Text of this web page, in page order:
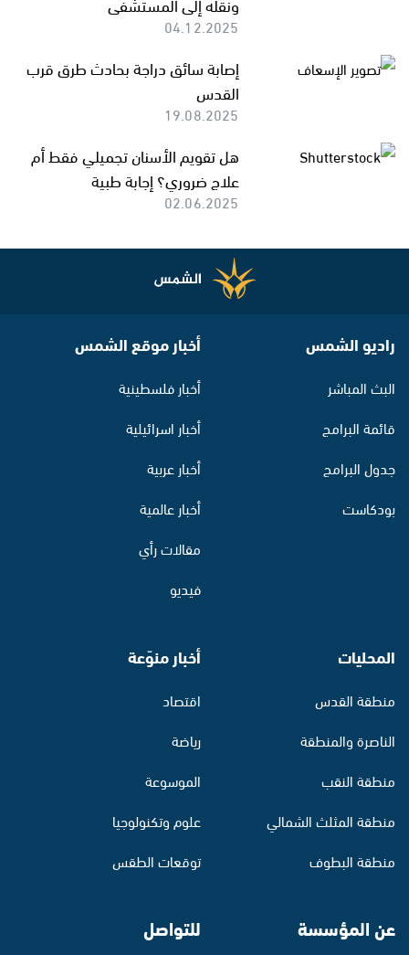
04.12.2025
إصابة سائق دراجة بحادث طرق قرب
القدس
19.08.2025
هل تقويم الأسنان تجميلي فقط أم
علاج ضروري؟ إجابة طبية
02.06.2025
راديو الشمس
البث المباشر
قائمة البرامج
جدول البرامج
بودكاست
أخبار موقع الشمس
أخبار فلسطينية
أخبار اسرائيلية
أخبار عربية
أخبار عالمية
مقالات رأي
فيديو
المحليات
منطقة القدس
الناصرة والمنطقة
منطقة النقب
منطقة المثلث الشمالي
منطقة البطوف
أخبار منوّعة
اقتصاد
رياضة
الموسوعة
علوم وتكنولوجيا
توقعات الطقس
عن المؤسسة للتواصل